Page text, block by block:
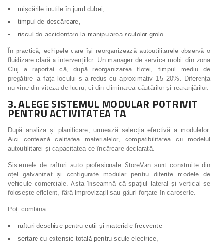
mișcările inutile în jurul dubei,
timpul de descărcare,
riscul de accidentare la manipularea sculelor grele.
În practică, echipele care își reorganizează autoutilitarele observă o
fluidizare clară a intervențiilor. Un manager de service mobil din zona
Cluj a raportat că, după reorganizarea flotei, timpul mediu de
pregătire la fața locului s-a redus cu aproximativ 15–20%. Diferența
nu vine din viteza de lucru, ci din eliminarea căutărilor și rearanjărilor.
3. ALEGE SISTEMUL MODULAR POTRIVIT
PENTRU ACTIVITATEA TA
După analiza și planificare, urmează selecția efectivă a modulelor.
Aici contează calitatea materialelor, compatibilitatea cu modelul
autoutilitarei și capacitatea de încărcare declarată.
Sistemele de rafturi auto profesionale StoreVan sunt construite din
oțel galvanizat și configurate modular pentru diferite modele de
vehicule comerciale. Asta înseamnă că spațiul lateral și vertical se
folosește eficient, fără improvizații sau găuri forțate în caroserie.
Poți combina:
rafturi deschise pentru cutii și materiale frecvente,
sertare cu extensie totală pentru scule electrice,